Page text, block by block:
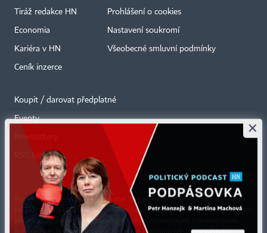
Tiráž redakce HN
Economia
Kariéra v HN
Ceník inzerce
Prohlášení o cookies
Nastavení soukromí
Všeobecné smluvní podmínky
Koupit / darovat předplatné
Eventy
Newslettery
RSS kanály
Autorská práva vykonává vydavatel. Bez písemného svolení vydavatele je
zakázáno jakékoli užití částí nebo celku díla, zejména rozmnožování a šíření
jakýmkoli způsobem, mechanickým nebo elektronickým, v českém nebo
jiném jazyce. Bez souhlasu vydavatele je zakázáno též rozmnožování
×